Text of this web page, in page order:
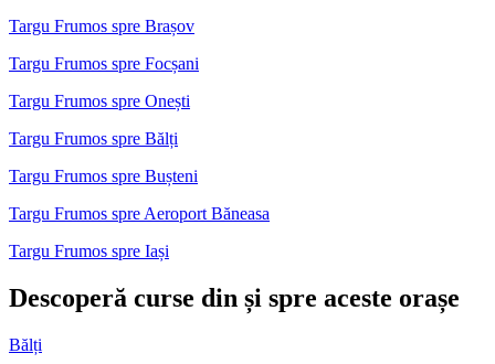
Targu Frumos spre Brașov
Targu Frumos spre Focșani
Targu Frumos spre Onești
Targu Frumos spre Bălți
Targu Frumos spre Bușteni
Targu Frumos spre Aeroport Băneasa
Targu Frumos spre Iași
Descoperă curse din și spre aceste orașe
Bălți